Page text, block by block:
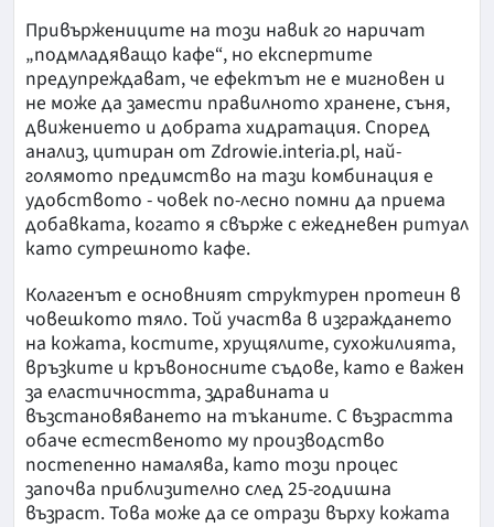
Привържениците на този навик го наричат
„подмладяващо кафе“, но експертите
предупреждават, че ефектът не е мигновен и
не може да замести правилното хранене, съня,
движението и добрата хидратация. Според
анализ, цитиран от Zdrowie.interia.pl, най-
голямото предимство на тази комбинация е
удобството - човек по-лесно помни да приема
добавката, когато я свърже с ежедневен ритуал
като сутрешното кафе.
Колагенът е основният структурен протеин в
човешкото тяло. Той участва в изграждането
на кожата, костите, хрущялите, сухожилията,
връзките и кръвоносните съдове, като е важен
за еластичността, здравината и
възстановяването на тъканите. С възрастта
обаче естественото му производство
постепенно намалява, като този процес
започва приблизително след 25-годишна
възраст. Това може да се отрази върху кожата